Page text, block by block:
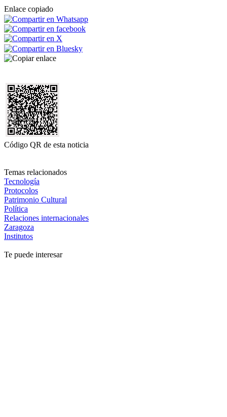
Enlace copiado
Código QR de esta noticia
Temas relacionados
Tecnología
Protocolos
Patrimonio Cultural
Política
Relaciones internacionales
Zaragoza
Institutos
Te puede interesar